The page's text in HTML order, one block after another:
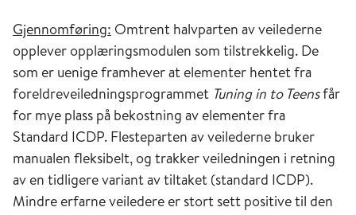
Gjennomføring: Omtrent halvparten av veilederne
opplever opplæringsmodulen som tilstrekkelig. De
som er uenige framhever at elementer hentet fra
foreldreveiledningsprogrammet Tuning in to Teensfår
for mye plass på bekostning av elementer fra
Standard ICDP. Flesteparten av veilederne bruker
manualen fleksibelt, og trakker veiledningen i retning
av en tidligere variant av tiltaket (standard ICDP).
Mindre erfarne veiledere er stort sett positive til den